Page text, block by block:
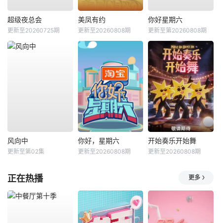
超级夜总会
更新至20260725期
美凤有约
更新至20260808期
你好星期六
更新至第20260808期
风向中
更新至第02集
你好，星期六
更新至20260808期
开始奏乐开始舞
更新至20260808期
正在热播 更多